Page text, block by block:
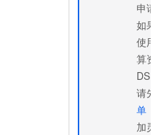
申请
如果
使用
算资
DSW
请先
单
加灵